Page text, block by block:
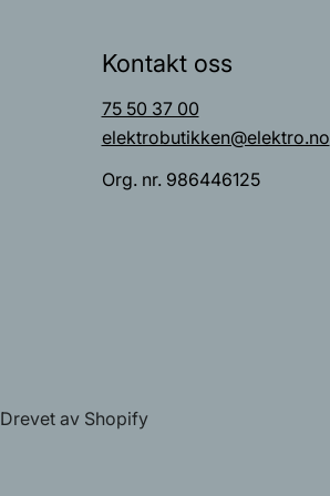
Kontakt oss
75 50 37 00
elektrobutikken@elektro.no
Org. nr. 986446125
Drevet av Shopify